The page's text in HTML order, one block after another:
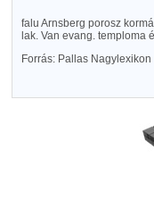
falu Arnsberg porosz
lak. Van evang. temploma
Forrás: Pallas Nagylexikon